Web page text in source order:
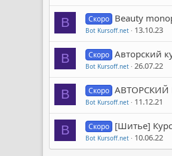
B Скоро Beauty
Bot Kursoff.net 13.10.23
B Скоро Авторский
Bot Kursoff.net 26.07.22
B Скоро АВТОРСКИЙ
Bot Kursoff.net 11.12.21
B Скоро [Шитье]
Bot Kursoff.net 10.06.22